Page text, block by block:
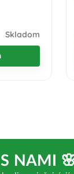
Skladom
NAMI